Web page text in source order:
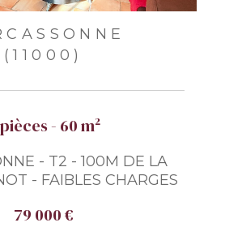
(11000)
- 60 m²
- T2 - 100M DE LA
- FAIBLES CHARGES
79 000 €